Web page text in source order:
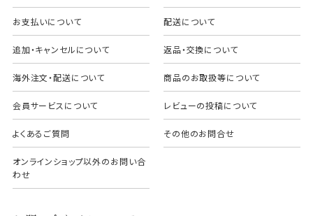
お支払いについて 配送について
追加・キャンセルについて 返品・交換について
海外注文・配送について 商品のお取扱等について
会員サービスについて レビューの投稿について
よくあるご質問 その他のお問合せ
オンラインショップ以外のお問い合
わせ